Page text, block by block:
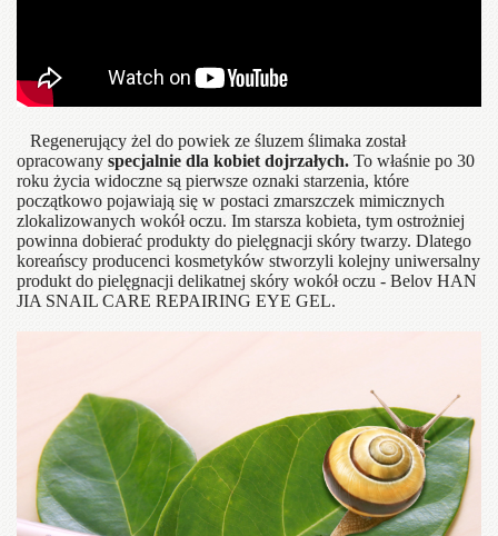
Regenerujący żel do powiek ze śluzem ślimaka został
opracowany specjalnie dla kobiet dojrzałych. To właśnie po 30
roku życia widoczne są pierwsze oznaki starzenia, które
początkowo pojawiają się w postaci zmarszczek mimicznych
zlokalizowanych wokół oczu. Im starsza kobieta, tym ostrożniej
powinna dobierać produkty do pielęgnacji skóry twarzy. Dlatego
koreańscy producenci kosmetyków stworzyli kolejny uniwersalny
produkt do pielęgnacji delikatnej skóry wokół oczu - Belov HAN
JIA SNAIL CARE REPAIRING EYE GEL.